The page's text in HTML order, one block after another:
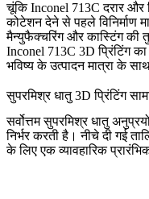
चूंकि Inconel 713C दरार
कोटेशन देने से पहले विनिर्माण
मैन्युफैक्चरिंग और कास्टिंग की
Inconel 713C 3D प्रिंटिंगका
भविष्य के उत्पादन मात्रा के
सुपरमिश्र धातु 3D प्रिंटिंग
सर्वोत्तम सुपरमिश्र धातु
निर्भर करती है। नीचे दी गई
के लिए एक व्यावहारिक